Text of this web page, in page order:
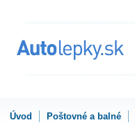
Úvod Poštovné a balné